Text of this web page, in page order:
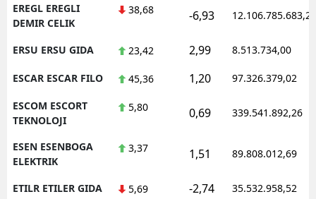
EREGL EREGLI
DEMIR CELIK
38,68 -6,93 12.106.785.683,20
ERSU ERSU GIDA 23,42 2,99 8.513.734,00
ESCAR ESCAR FILO 45,36 1,20 97.326.379,02
ESCOM ESCORT
TEKNOLOJI
5,80 0,69 339.541.892,26
ESEN ESENBOGA
ELEKTRIK
3,37 1,51 89.808.012,69
ETILR ETILER GIDA 5,69 -2,74 35.532.958,52